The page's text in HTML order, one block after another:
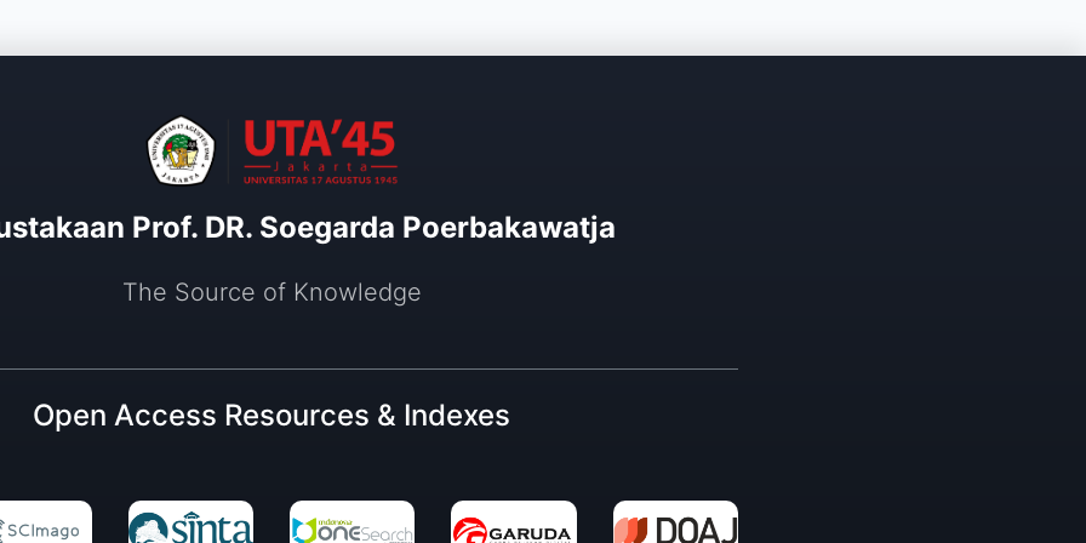
Prof. DR. Soegarda Poerbakawatja
The Source of Knowledge
Open Access Resources & Indexes